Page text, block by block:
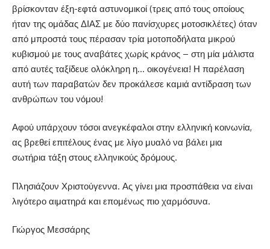
βρίσκονταν έξη-εφτά αστυνομικοί (τρεις από τους οποίους
ήταν της ομάδας ΔΙΑΣ με δύο πανίσχυρες μοτοσικλέτες) όταν
από μπροστά τους πέρασαν τρία μοτοποδήλατα μικρού
κυβισμού με τους αναβάτες χωρίς κράνος – στη μία μάλιστα
από αυτές ταξίδευε ολόκληρη η… οικογένεια! Η παρέλαση
αυτή των παραβατών δεν προκάλεσε καμιά αντίδραση των
ανθρώπων του νόμου!
Αφού υπάρχουν τόσοι ανεγκέφαλοι στην ελληνική κοινωνία,
ας βρεθεί επιτέλους ένας με λίγο μυαλό να βάλει μια
σωτήρια τάξη στους ελληνικούς δρόμους.
Πλησιάζουν Χριστούγεννα. Ας γίνει μια προσπάθεια να είναι
λιγότερο αιματηρά και επομένως πιο χαρμόσυνα.
Γιώργος Μεσσάρης